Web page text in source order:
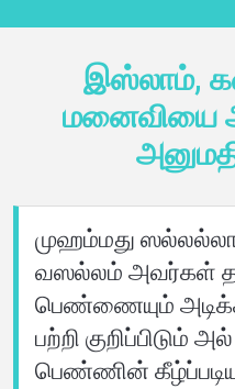
மொழிகள்
இஸ்லாம்,
மனைவியை
முஹம்மது
வஸல்லம் அவர்கள்
பெண்ணையும்
பற்றி
பெண்ணின்